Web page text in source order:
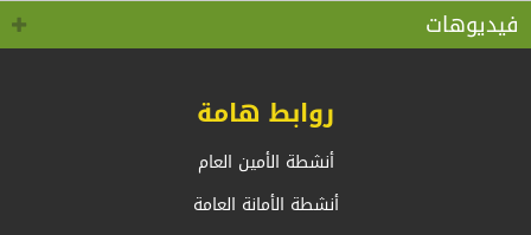
فيديوهات
بالخارج، السيد أحمد عطاف
كوفيد 19 “
روابط هامة
أنشطة الأمين العام
أنشطة الأمانة العامة